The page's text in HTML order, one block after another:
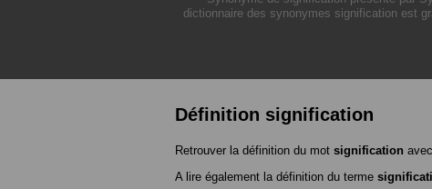
dictionnaire des synonymes signification est
Définition signification
Retrouver la définition du mot signification
A lire également la définition du terme